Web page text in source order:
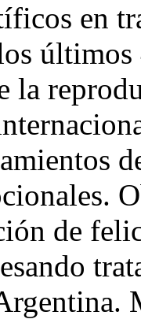
en
la
de